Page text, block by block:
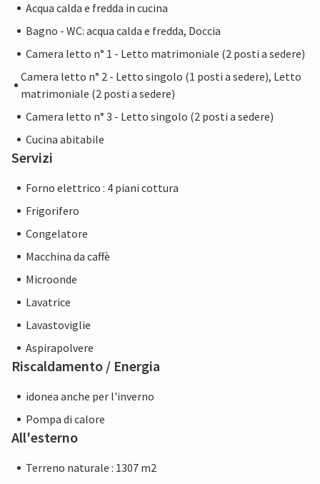
Acqua calda e fredda in cucina
Bagno - WC: acqua calda e fredda, Doccia
Camera letto n° 1 - Letto matrimoniale (2 posti a sedere)
Camera letto n° 2 - Letto singolo (1 posti a sedere), Letto
matrimoniale (2 posti a sedere)
Camera letto n° 3 - Letto singolo (2 posti a sedere)
Cucina abitabile
Servizi
Forno elettrico : 4 piani cottura
Frigorifero
Congelatore
Macchina da caffè
Microonde
Lavatrice
Lavastoviglie
Aspirapolvere
Riscaldamento / Energia
idonea anche per l'inverno
Pompa di calore
All'esterno
Terreno naturale : 1307 m2